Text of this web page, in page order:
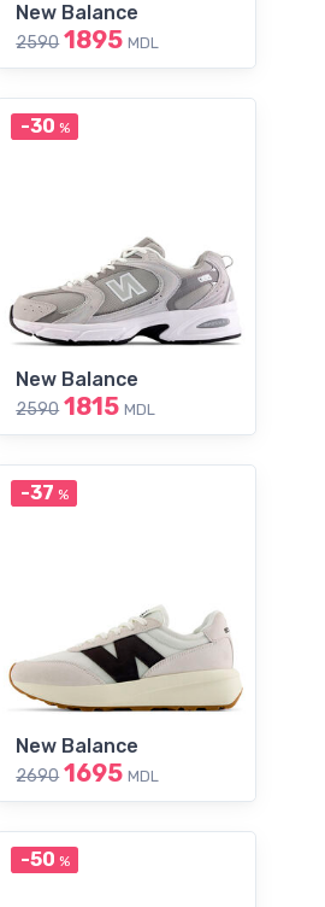
New Balance
2590 1895 MDL
-30 %
New Balance
2590 1815 MDL
-37 %
New Balance
2690 1695 MDL
-50 %